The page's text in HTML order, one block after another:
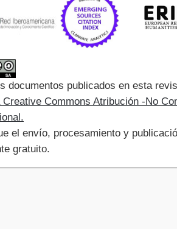
documentos publicados en esta
Creative Commons Atribución -No
el envío, procesamiento y
gratuito.